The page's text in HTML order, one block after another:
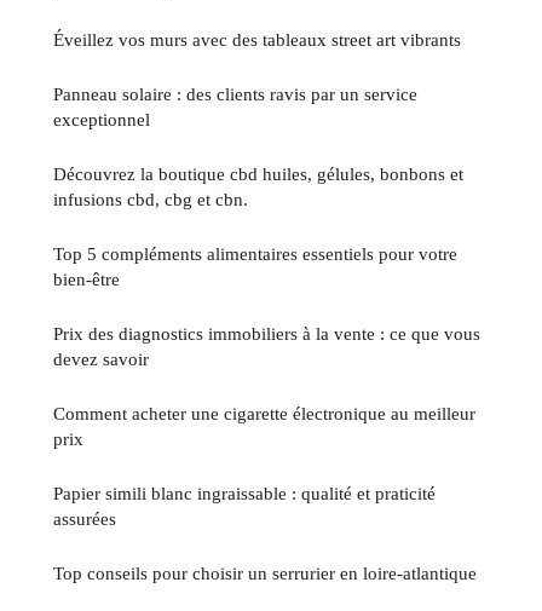
Éveillez vos murs avec des tableaux street art vibrants
Panneau solaire : des clients ravis par un service
exceptionnel
Découvrez la boutique cbd huiles, gélules, bonbons et
infusions cbd, cbg et cbn.
Top 5 compléments alimentaires essentiels pour votre
bien-être
Prix des diagnostics immobiliers à la vente : ce que vous
devez savoir
Comment acheter une cigarette électronique au meilleur
prix
Papier simili blanc ingraissable : qualité et praticité
assurées
Top conseils pour choisir un serrurier en loire-atlantique